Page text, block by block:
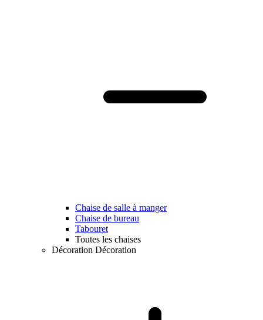
Chaise de salle à manger
Chaise de bureau
Tabouret
Toutes les chaises
Décoration Décoration